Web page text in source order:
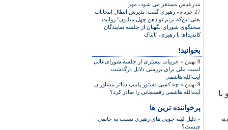
بندرعباس مستقر می شود، مهر
27 خرداد»
رهبری گفت: پذيرش ابطال انتخابات
يعنی اين‌که بزنم تو دهن چهل ميليون! روايت
سخنگوی شورای نگهبان از جلسه نمايندگان
کانديداها با رهبری، تابناک
بخوانید!
9 بهمن »
جزییات بیشتری از جلسه شورای‌عالی
امنیت ملی برای بررسی دلایل درگذشت
آیت‌الله هاشمی
9 بهمن »
چه کسی دستور پلمپ دفاتر مشاوران
آیت‌الله هاشمی رفسنجانی را صادر کرد؟
پرخواننده ترین ها
» دلیل کینه جویی های رهبری نسبت به خاتمی
چیست؟